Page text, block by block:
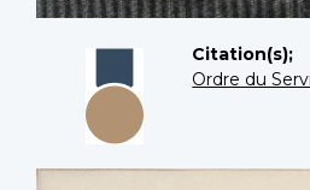
Citation(s);
Ordre du